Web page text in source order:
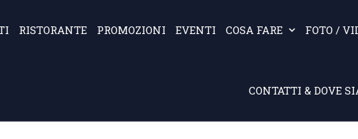
RISTORANTE PROMOZIONI EVENTI COSA FARE FOTO /
CONTATTI & DOVE